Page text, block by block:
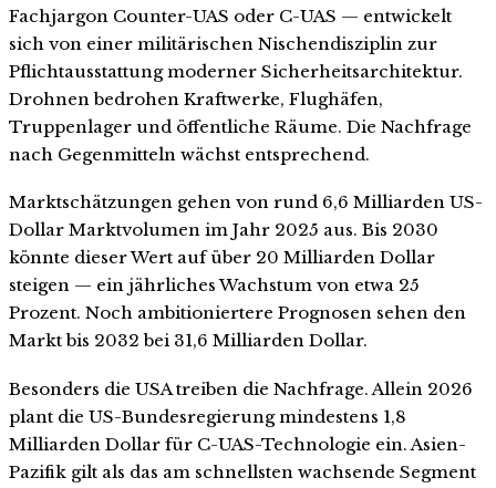
Fachjargon Counter-UAS oder C-UAS — entwickelt
sich von einer militärischen Nischendisziplin zur
Pflichtausstattung moderner Sicherheitsarchitektur.
Drohnen bedrohen Kraftwerke, Flughäfen,
Truppenlager und öffentliche Räume. Die Nachfrage
nach Gegenmitteln wächst entsprechend.
Marktschätzungen gehen von rund 6,6 Milliarden US-
Dollar Marktvolumen im Jahr 2025 aus. Bis 2030
könnte dieser Wert auf über 20 Milliarden Dollar
steigen — ein jährliches Wachstum von etwa 25
Prozent. Noch ambitioniertere Prognosen sehen den
Markt bis 2032 bei 31,6 Milliarden Dollar.
Besonders die USA treiben die Nachfrage. Allein 2026
plant die US-Bundesregierung mindestens 1,8
Milliarden Dollar für C-UAS-Technologie ein. Asien-
Pazifik gilt als das am schnellsten wachsende Segment